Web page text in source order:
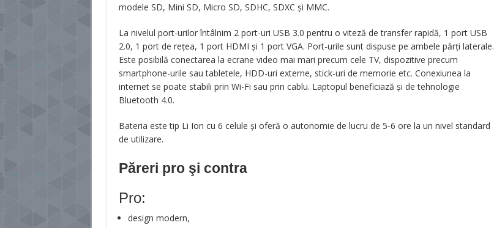
modele SD, Mini SD, Micro SD, SDHC, SDXC și MMC.
La nivelul port-urilor întâlnim 2 port-uri USB 3.0 pentru o viteză de transfer rapidă, 1 port USB
2.0, 1 port de rețea, 1 port HDMI și 1 port VGA. Port-urile sunt dispuse pe ambele părți laterale.
Este posibilă conectarea la ecrane video mai mari precum cele TV, dispozitive precum
smartphone-urile sau tabletele, HDD-uri externe, stick-uri de memorie etc. Conexiunea la
internet se poate stabili prin Wi-Fi sau prin cablu. Laptopul beneficiază și de tehnologie
Bluetooth 4.0.
Bateria este tip Li Ion cu 6 celule și oferă o autonomie de lucru de 5-6 ore la un nivel standard
de utilizare.
Păreri pro şi contra
Pro:
design modern,